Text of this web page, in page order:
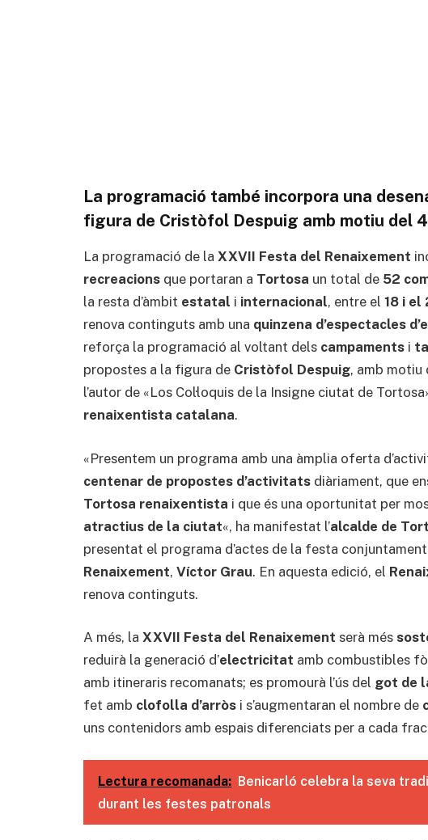
La programació també incorpora una
figura de Cristòfol Despuig amb motiu del
La programació de la XXVII Festa del Renaixement
recreacions que portaran a Tortosa un total de 52
la resta d’àmbit estatal i internacional, entre el 18 i el
renova continguts amb una quinzena d’espectacles
reforça la programació al voltant dels campaments i
propostes a la figura de Cristòfol Despuig, amb motiu
l’autor de «Los Col·loquis de la Insigne ciutat de
renaixentista catalana.
«Presentem un programa amb una àmplia oferta
centenar de propostes d’activitats diàriament, que
Tortosa renaixentista i que és una oportunitat per
atractius de la ciutat«, ha manifestat l’alcalde de
presentat el programa d’actes de la festa
Renaixement, Víctor Grau. En aquesta edició, el
renova continguts.
A més, la XXVII Festa del Renaixement serà més
reduirà la generació d’electricitat amb combustibles
amb itineraris recomanats; es promourà l’ús del got de
fet amb clofolla d’arròs i s’augmentaran el nombre de
uns contenidors amb espais diferenciats per a cada
Lectura recomanada: Benicarló celebra la seva
durant les festes patronals